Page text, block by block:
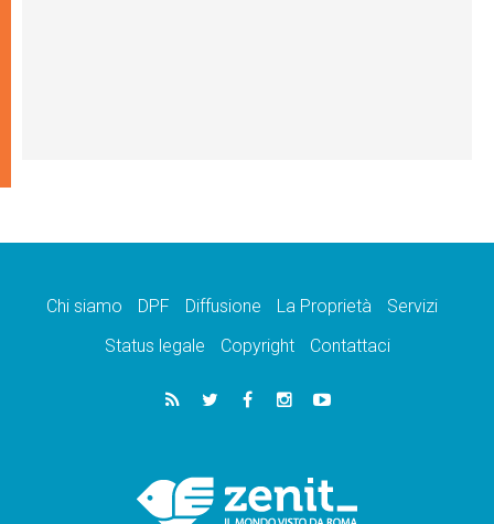
Chi siamo DPF Diffusione La Proprietà
Servizi
Status legale
Copyright Contattaci